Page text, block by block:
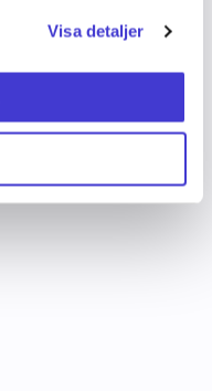
Visa detaljer